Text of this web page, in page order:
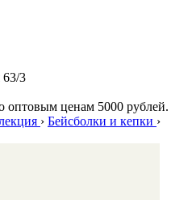
63/3
оптовым ценам 5000 рублей.
› Бейсболки и кепки ›